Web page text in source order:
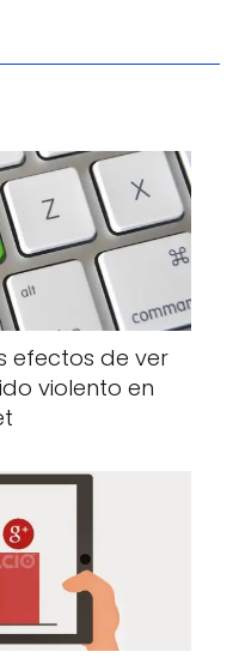
efectos de ver
violento en